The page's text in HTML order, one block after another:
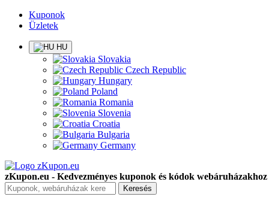
Kuponok
Üzletek
HU
Slovakia
Czech Republic
Hungary
Poland
Romania
Slovenia
Croatia
Bulgaria
Germany
zKupon.eu - Kedvezményes kuponok és kódok webáruházakhoz
Keresés